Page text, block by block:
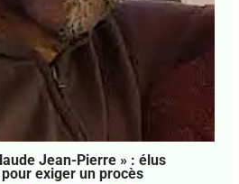
Jean-Pierre » : élus
exiger un procès